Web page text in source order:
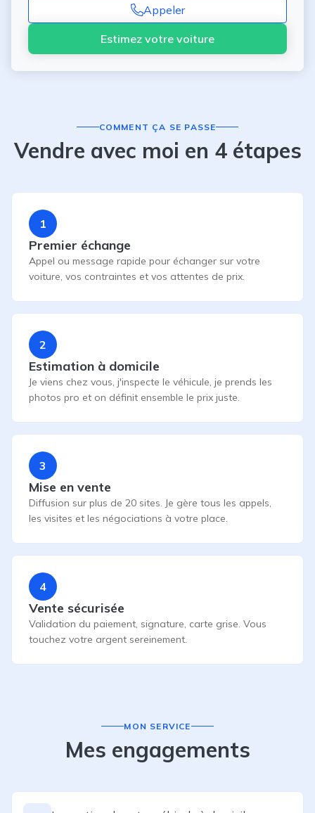
Appeler
Estimez votre voiture
COMMENT ÇA SE PASSE
Vendre avec moi en 4 étapes
1
Premier échange
Appel ou message rapide pour échanger sur votre
voiture, vos contraintes et vos attentes de prix.
2
Estimation à domicile
Je viens chez vous, j'inspecte le véhicule, je prends les
photos pro et on définit ensemble le prix juste.
3
Mise en vente
Diffusion sur plus de 20 sites. Je gère tous les appels,
les visites et les négociations à votre place.
4
Vente sécurisée
Validation du paiement, signature, carte grise. Vous
touchez votre argent sereinement.
MON SERVICE
Mes engagements